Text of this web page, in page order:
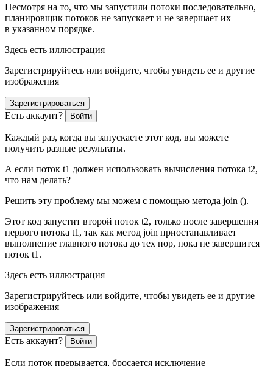
Несмотря на то, что мы запустили потоки последовательно,
планировщик потоков не запускает и не завершает их
в указанном порядке.
Здесь есть иллюстрация
Зарегистрируйтесь или войдите, чтобы увидеть ее и другие
изображения
Зарегистрироваться
Есть аккаунт? Войти
Каждый раз, когда вы запускаете этот код, вы можете
получить разные результаты.
А если поток t1 должен использовать вычисления потока t2,
что нам делать?
Решить эту проблему мы можем с помощью метода join ().
Этот код запустит второй поток t2, только после завершения
первого потока t1, так как метод join приостанавливает
выполнение главного потока до тех пор, пока не завершится
поток t1.
Здесь есть иллюстрация
Зарегистрируйтесь или войдите, чтобы увидеть ее и другие
изображения
Зарегистрироваться
Есть аккаунт? Войти
Если поток прерывается, бросается исключение